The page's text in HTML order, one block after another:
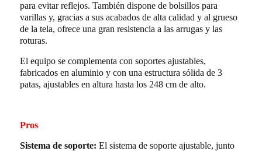
para evitar reflejos. También dispone de bolsillos para
varillas y, gracias a sus acabados de alta calidad y al grueso
de la tela, ofrece una gran resistencia a las arrugas y las
roturas.
El equipo se complementa con soportes ajustables,
fabricados en aluminio y con una estructura sólida de 3
patas, ajustables en altura hasta los 248 cm de alto.
Pros
Sistema de soporte: El sistema de soporte ajustable, junto